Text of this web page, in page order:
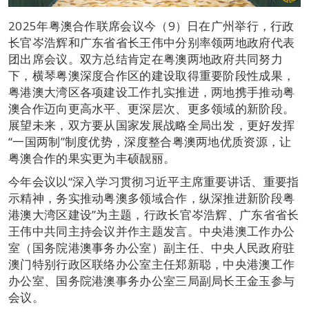
2025年粤澳合作联席会议今（9）日在广州举行，行政
长官岑浩辉和广东省省长王伟中分别率领两地政府代表
团出席会议。双方总结肯定在粤澳两地政府共同努力
下，横琴粤澳深度合作区的建设取得重要阶段性成果，
粤港澳大湾区各项建设工作扎实推进，两地携手推动粤
澳合作迈向更高水平、更深层次、更多领域的新阶段。
展望未来，双方要从国家发展战略全局出发，更好发挥
“一国两制”制度优势，深度整合粤澳两地优质资源，让
粤澳合作的果实更为丰硕靓丽。
今年会议以“深入学习贯彻习近平主席重要讲话、重要指
示精神，务实推动粤澳多领域合作，纵深推进新阶段粤
港澳大湾区建设”为主题，行政长官岑浩辉、广东省省长
王伟中共同主持会议并作主题发言。中央港澳工作办公
室（国务院港澳事务办公室）副主任、中央人民政府驻
澳门特别行政区联络办公室主任郑新聪，中央港澳工作
办公室、国务院港澳事务办公室三局副局长王金玉参与
会议。